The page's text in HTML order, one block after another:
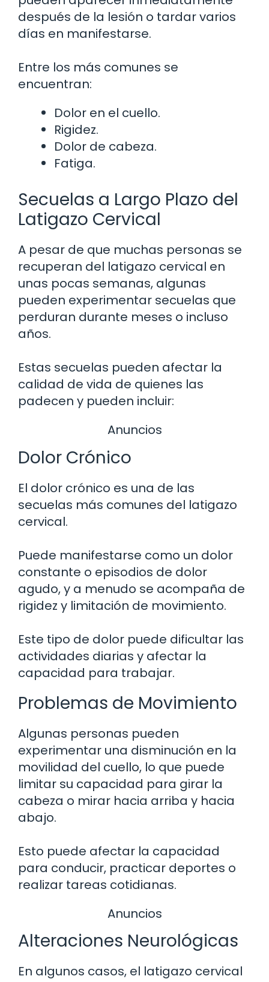
después de la lesión o tardar varios
días en manifestarse.
Entre los más comunes se
encuentran:
Dolor en el cuello.
Rigidez.
Dolor de cabeza.
Fatiga.
Secuelas a Largo Plazo del
Latigazo Cervical
A pesar de que muchas personas se
recuperan del latigazo cervical en
unas pocas semanas, algunas
pueden experimentar secuelas que
perduran durante meses o incluso
años.
Estas secuelas pueden afectar la
calidad de vida de quienes las
padecen y pueden incluir:
Anuncios
Dolor Crónico
El dolor crónico es una de las
secuelas más comunes del latigazo
cervical.
Puede manifestarse como un dolor
constante o episodios de dolor
agudo, y a menudo se acompaña de
rigidez y limitación de movimiento.
Este tipo de dolor puede dificultar las
actividades diarias y afectar la
capacidad para trabajar.
Problemas de Movimiento
Algunas personas pueden
experimentar una disminución en la
movilidad del cuello, lo que puede
limitar su capacidad para girar la
cabeza o mirar hacia arriba y hacia
abajo.
Esto puede afectar la capacidad
para conducir, practicar deportes o
realizar tareas cotidianas.
Anuncios
Alteraciones Neurológicas
En algunos casos, el latigazo cervical